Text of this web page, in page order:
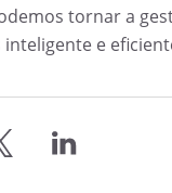
tornar a
e